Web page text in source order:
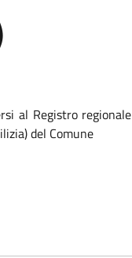
al Registro regionale
del Comune